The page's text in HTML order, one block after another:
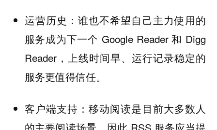
运营历史：谁也不希望自己主力使用的
服务成为下一个 Google Reader 和 Digg
Reader，上线时间早、运行记录稳定的
服务更值得信任。
客户端支持：移动阅读是目前大多数人